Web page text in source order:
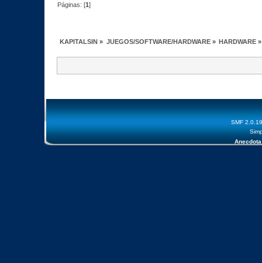
Páginas: [1]
KAPITALSIN » JUEGOS/SOFTWARE/HARDWARE» HARDWARE»
SMF 2.0.19
Anecdota